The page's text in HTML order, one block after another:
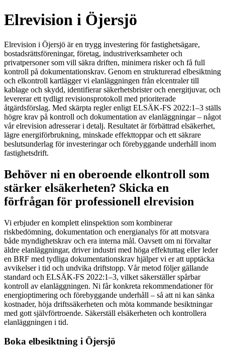
Elrevision i Öjersjö
Elrevision i Öjersjö är en trygg investering för fastighetsägare,
bostadsrättsföreningar, företag, industriverksamheter och
privatpersoner som vill säkra driften, minimera risker och få full
kontroll på dokumentationskrav. Genom en strukturerad elbesiktning
och elkontroll kartlägger vi elanläggningen från elcentraler till
kablage och skydd, identifierar säkerhetsbrister och energitjuvar, och
levererar ett tydligt revisionsprotokoll med prioriterade
åtgärdsförslag. Med skärpta regler enligt ELSÄK-FS 2022:1–3 ställs
högre krav på kontroll och dokumentation av elanläggningar – något
vår elrevision adresserar i detalj. Resultatet är förbättrad elsäkerhet,
lägre energiförbrukning, minskade effekttoppar och ett säkrare
beslutsunderlag för investeringar och förebyggande underhåll inom
fastighetsdrift.
Behöver ni en oberoende elkontroll som
stärker elsäkerheten? Skicka en
förfrågan för professionell elrevision
Vi erbjuder en komplett elinspektion som kombinerar
riskbedömning, dokumentation och energianalys för att motsvara
både myndighetskrav och era interna mål. Oavsett om ni förvaltar
äldre elanläggningar, driver industri med höga effektuttag eller leder
en BRF med tydliga dokumentationskrav hjälper vi er att upptäcka
avvikelser i tid och undvika driftstopp. Vår metod följer gällande
standard och ELSÄK-FS 2022:1–3, vilket säkerställer spårbar
kontroll av elanläggningen. Ni får konkreta rekommendationer för
energioptimering och förebyggande underhåll – så att ni kan sänka
kostnader, höja driftssäkerheten och möta kommande besiktningar
med gott självförtroende. Säkerställ elsäkerheten och kontrollera
elanläggningen i tid.
Boka elbesiktning i Öjersjö